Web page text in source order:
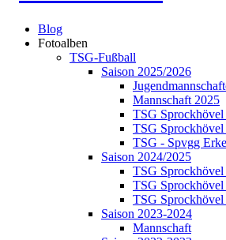
Blog
Fotoalben
TSG-Fußball
Saison 2025/2026
Mannschaft 2025
TSG
TSG
TSG - Spvgg
Saison 2024/2025
TSG
TSG
TSG Sprockhövel
Saison 2023-2024
Mannschaft